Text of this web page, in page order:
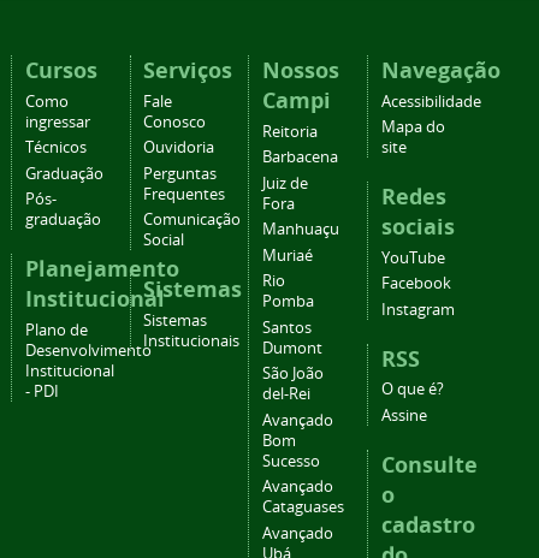
Cursos
Como
ingressar
Técnicos
Graduação
Pós-
graduação
Planejamento
Institucional
Plano de
Desenvolvimento
Institucional
- PDI
Serviços
Fale
Conosco
Ouvidoria
Perguntas
Frequentes
Comunicação
Social
Sistemas
Sistemas
Institucionais
Nossos
Campi
Reitoria
Barbacena
Juiz de
Fora
Manhuaçu
Muriaé
Rio
Pomba
Santos
Dumont
São João
del-Rei
Avançado
Bom
Sucesso
Avançado
Cataguases
Avançado
Ubá
Navegação
Acessibilidade
Mapa do
site
Redes
sociais
YouTube
Facebook
Instagram
RSS
O que é?
Assine
Consulte
o
cadastro